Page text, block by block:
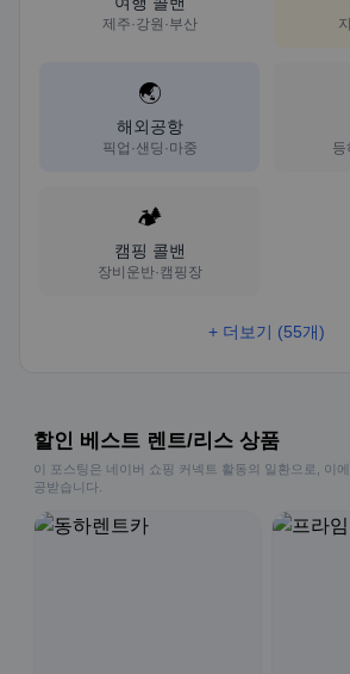
제주·강원·부산
🌏
해외공항
픽업·샌딩·마중 등
🏕️
캠핑 콜밴
장비운반·캠핑장
+ 더보기 (55개)
할인 베스트 렌트/리스 상품
이 포스팅은 네이버 쇼핑 커넥트 활동의 일환으로, 이
공받습니다.